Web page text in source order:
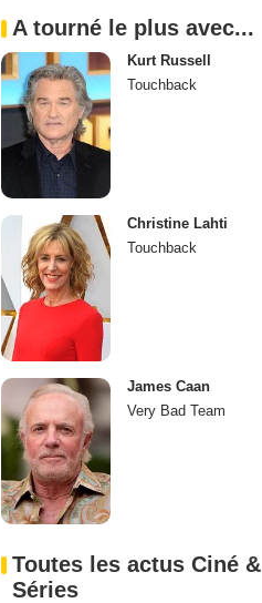
A tourné le plus avec...
Kurt Russell
Touchback
Christine Lahti
Touchback
James Caan
Very Bad Team
Toutes les actus Ciné &
Séries